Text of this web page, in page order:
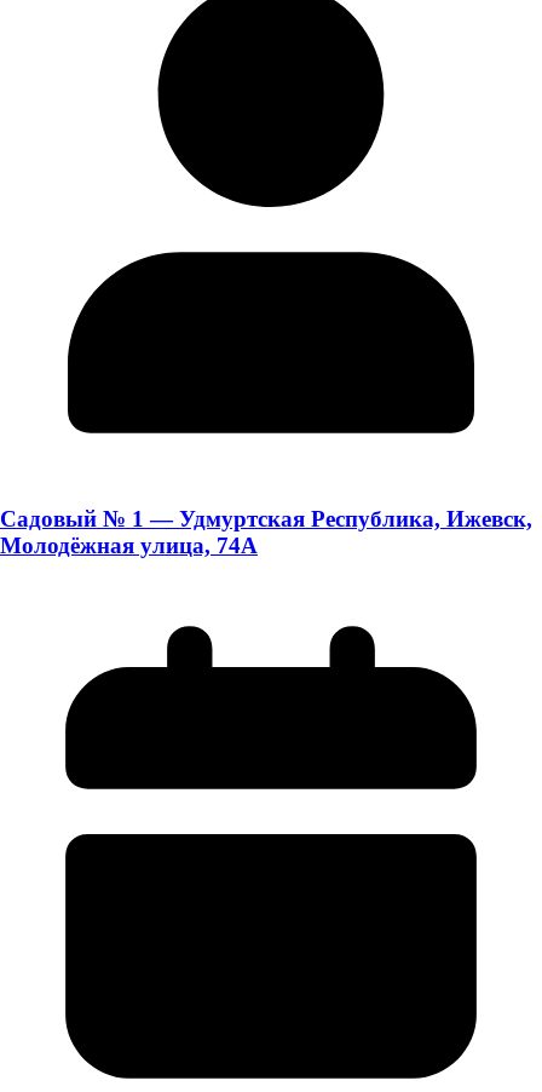
Садовый № 1 — Удмуртская Республика, Ижевск,
Молодёжная улица, 74А